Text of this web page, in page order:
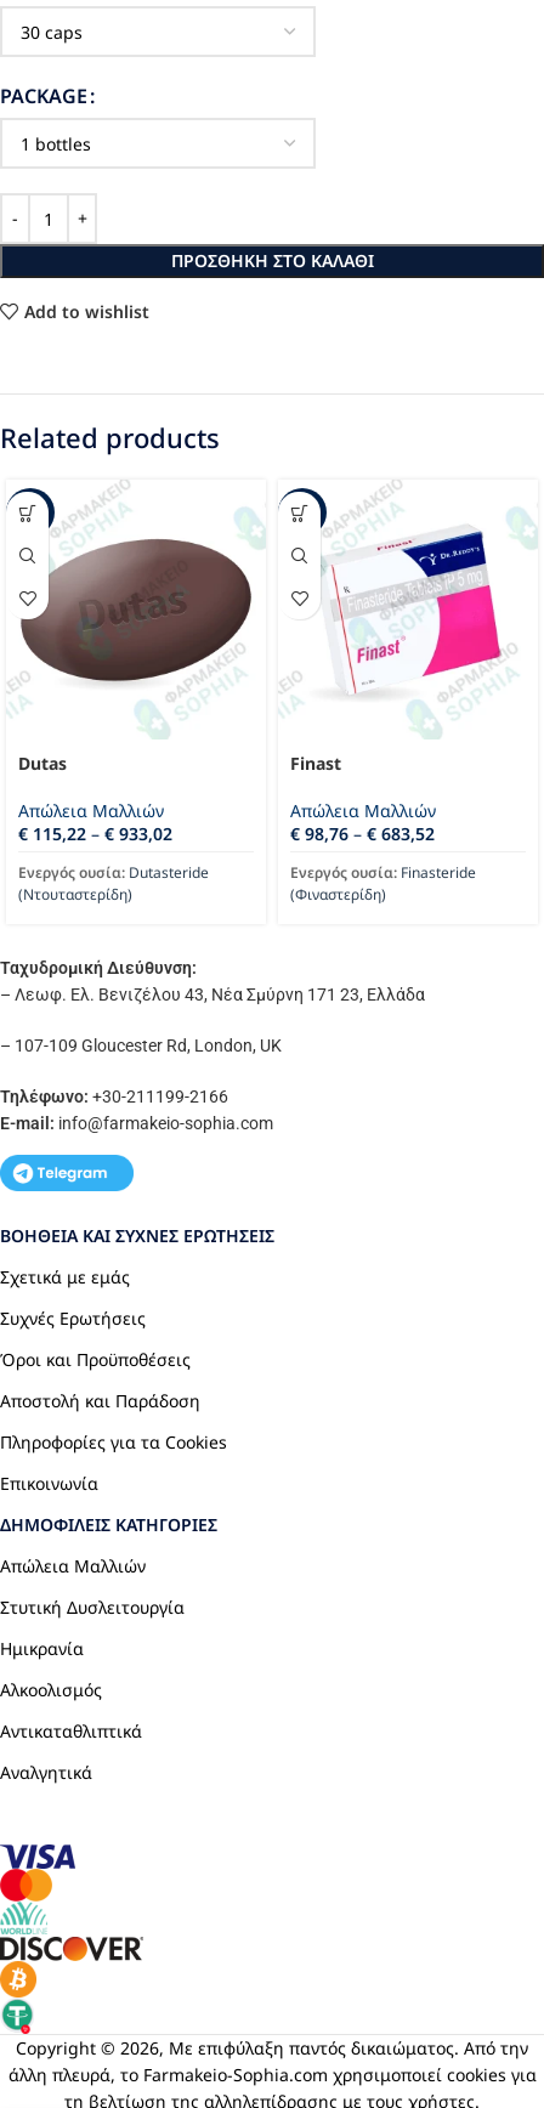
PACKAGE
ΠΡΟΣΘΉΚΗ ΣΤΟ ΚΑΛΆΘΙ
Add to wishlist
Related products
-10%
Dutas
Απώλεια Μαλλιών
€ 115,22 – € 933,02
Ενεργός ουσία: Dutasteride
(Ντουταστερίδη)
-23%
Finast
Απώλεια Μαλλιών
€ 98,76 – € 683,52
Ενεργός ουσία: Finasteride
(Φιναστερίδη)
Ταχυδρομική Διεύθυνση:
– Λεωφ. Ελ. Βενιζέλου 43, Νέα Σμύρνη 171 23, Ελλάδα
– 107-109 Gloucester Rd, London, UK
Τηλέφωνο: +30-211199-2166
E-mail: info@farmakeio-sophia.com
ΒΟΉΘΕΙΑ ΚΑΙ ΣΥΧΝΈΣ ΕΡΩΤΉΣΕΙΣ
Σχετικά με εμάς
Συχνές Ερωτήσεις
Όροι και Προϋποθέσεις
Αποστολή και Παράδοση
Πληροφορίες για τα Cookies
Επικοινωνία
ΔΗΜΟΦΙΛΕΊΣ ΚΑΤΗΓΟΡΊΕΣ
Απώλεια Μαλλιών
Στυτική Δυσλειτουργία
Ημικρανία
Αλκοολισμός
Αντικαταθλιπτικά
Αναλγητικά
Copyright © 2026, Με επιφύλαξη παντός δικαιώματος. Από την
άλλη πλευρά, το Farmakeio-Sophia.com χρησιμοποιεί cookies για
τη βελτίωση της αλληλεπίδρασης με τους χρήστες.